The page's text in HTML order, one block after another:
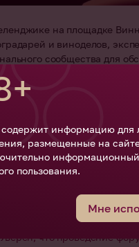
на площадке
и виноделов,
сообщества для
и винного
для обсуждения
и объединяет лучшие
рассматривать
что проведение
информацию для
размещенные на
пользования.
Мне